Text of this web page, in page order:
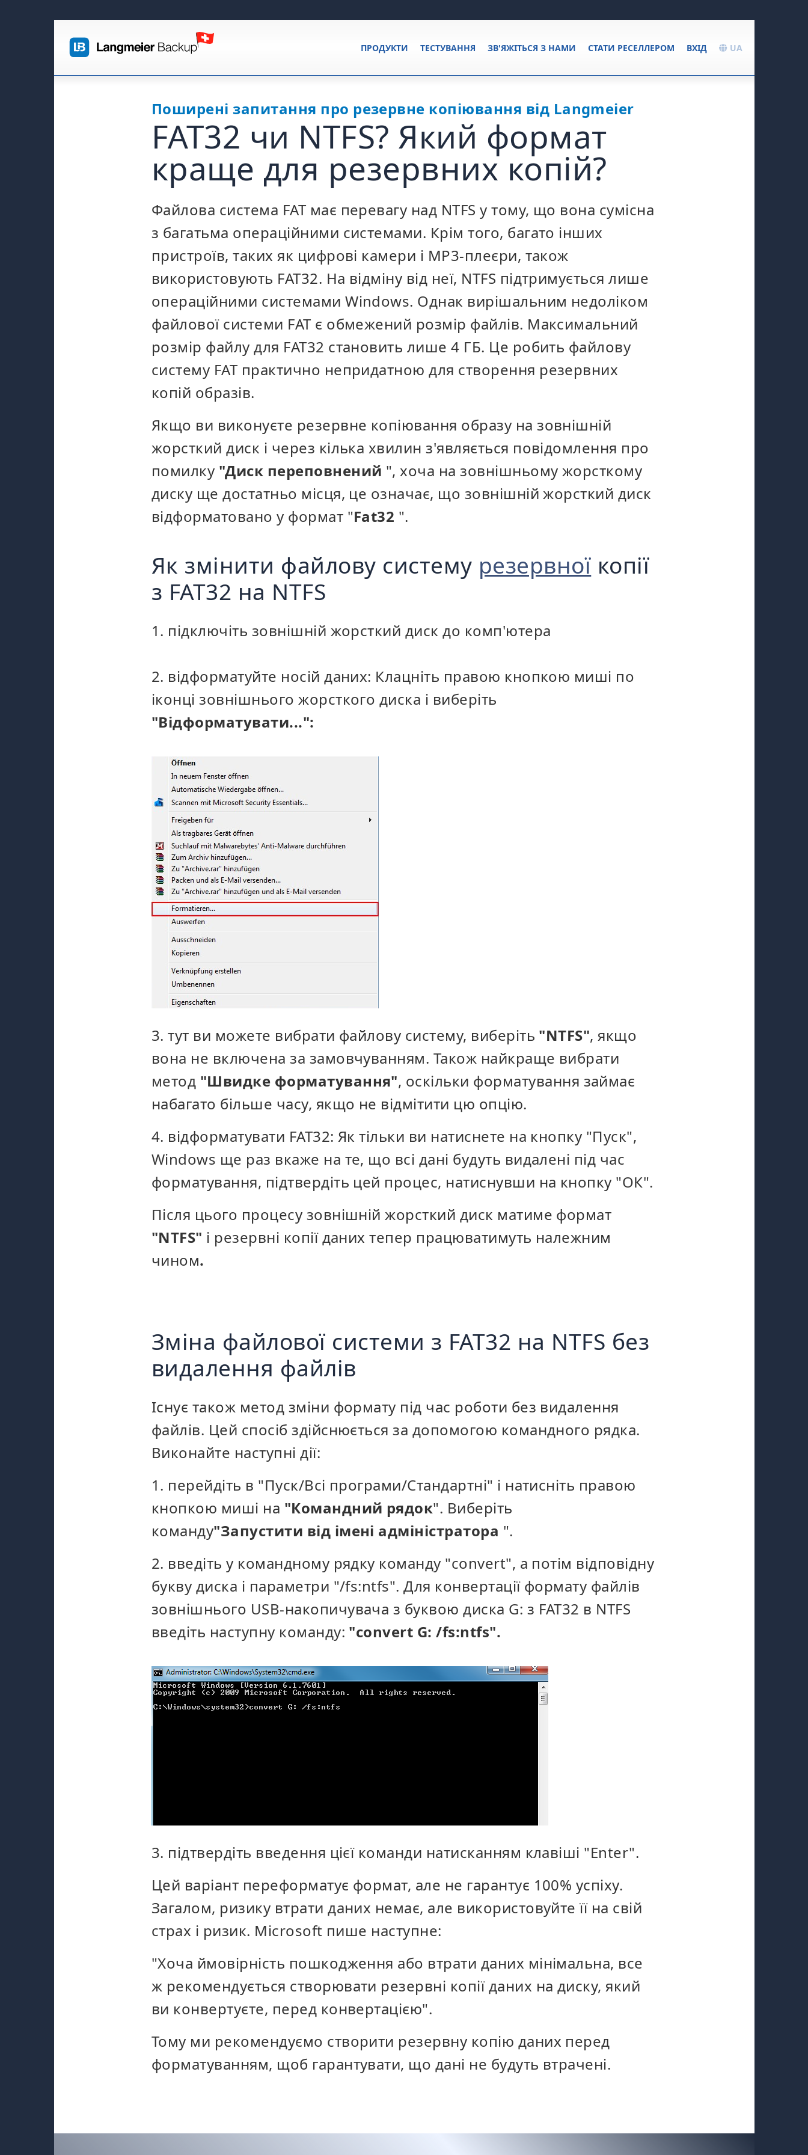
UA
ВХІД
СТАТИ РЕСЕЛЛЕРОМ
ЗВ'ЯЖІТЬСЯ З НАМИ
ТЕСТУВАННЯ
ПРОДУКТИ
Поширені запитання про резервне копіювання від Langmeier
FAT32 чи NTFS? Який формат
краще для резервних копій?
Файлова система FAT має перевагу над NTFS у тому, що вона сумісна
з багатьма операційними системами. Крім того, багато інших
пристроїв, таких як цифрові камери і MP3-плеєри, також
використовують FAT32. На відміну від неї, NTFS підтримується лише
операційними системами Windows. Однак вирішальним недоліком
файлової системи FAT є обмежений розмір файлів. Максимальний
розмір файлу для FAT32 становить лише 4 ГБ. Це робить файлову
систему FAT практично непридатною для створення резервних
копій образів.
Якщо ви виконуєте резервне копіювання образу на зовнішній
жорсткий диск і через кілька хвилин з'являється повідомлення про
помилку "Диск переповнений ", хоча на зовнішньому жорсткому
диску ще достатньо місця, це означає, що зовнішній жорсткий диск
відформатовано у формат "Fat32 ".
Як змінити файлову систему резервної копії
з FAT32 на NTFS
1. підключіть зовнішній жорсткий диск до комп'ютера
2. відформатуйте носій даних: Клацніть правою кнопкою миші по
іконці зовнішнього жорсткого диска і виберіть
"Відформатувати...":
3. тут ви можете вибрати файлову систему, виберіть "NTFS", якщо
вона не включена за замовчуванням. Також найкраще вибрати
метод "Швидке форматування", оскільки форматування займає
набагато більше часу, якщо не відмітити цю опцію.
4. відформатувати FAT32: Як тільки ви натиснете на кнопку "Пуск",
Windows ще раз вкаже на те, що всі дані будуть видалені під час
форматування, підтвердіть цей процес, натиснувши на кнопку "ОК".
Після цього процесу зовнішній жорсткий диск матиме формат
"NTFS" і резервні копії даних тепер працюватимуть належним
чином.
Зміна файлової системи з FAT32 на NTFS без
видалення файлів
Існує також метод зміни формату під час роботи без видалення
файлів. Цей спосіб здійснюється за допомогою командного рядка.
Виконайте наступні дії:
1. перейдіть в "Пуск/Всі програми/Стандартні" і натисніть правою
кнопкою миші на "Командний рядок". Виберіть
команду"Запустити від імені адміністратора ".
2. введіть у командному рядку команду "convert", а потім відповідну
букву диска і параметри "/fs:ntfs". Для конвертації формату файлів
зовнішнього USB-накопичувача з буквою диска G: з FAT32 в NTFS
введіть наступну команду: "convert G: /fs:ntfs".
3. підтвердіть введення цієї команди натисканням клавіші "Enter".
Цей варіант переформатує формат, але не гарантує 100% успіху.
Загалом, ризику втрати даних немає, але використовуйте її на свій
страх і ризик. Microsoft пише наступне:
"Хоча ймовірність пошкодження або втрати даних мінімальна, все
ж рекомендується створювати резервні копії даних на диску, який
ви конвертуєте, перед конвертацією".
Тому ми рекомендуємо створити резервну копію даних перед
форматуванням, щоб гарантувати, що дані не будуть втрачені.